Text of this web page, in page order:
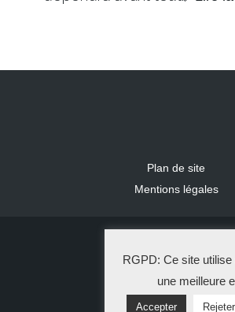
Plan de site
Mentions légales
La Solution Immo
RGPD: Ce site
une meilleure
Accepter Rejeter